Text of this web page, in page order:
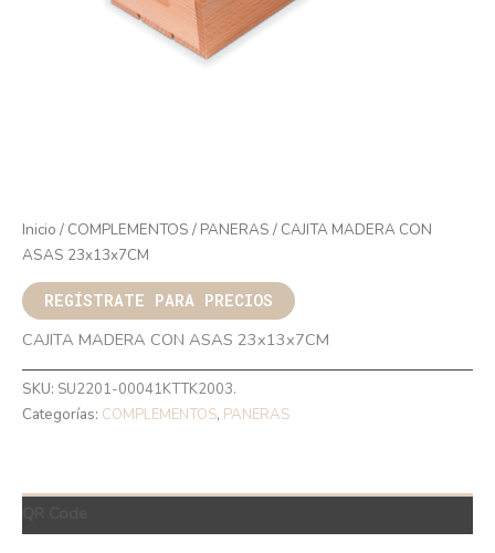
Inicio / COMPLEMENTOS / PANERAS / CAJITA MADERA CON
ASAS 23x13x7CM
REGÍSTRATE PARA PRECIOS
CAJITA MADERA CON ASAS 23x13x7CM
SKU: SU2201-00041KTTK2003.
Categorías: COMPLEMENTOS, PANERAS